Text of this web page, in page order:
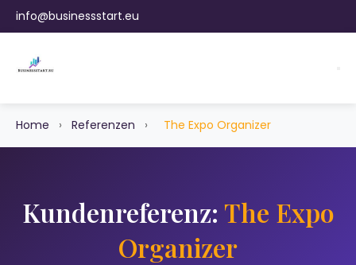
info@businessstart.eu
Home › Referenzen › The Expo Organizer
Kundenreferenz: The Expo
Organizer